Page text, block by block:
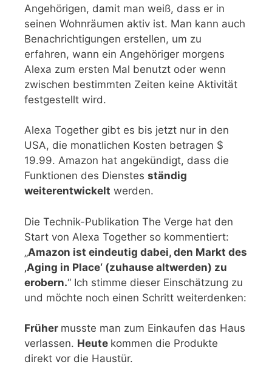
Angehörigen, damit man weiß, dass er in
seinen Wohnräumen aktiv ist. Man kann auch
Benachrichtigungen erstellen, um zu
erfahren, wann ein Angehöriger morgens
Alexa zum ersten Mal benutzt oder wenn
zwischen bestimmten Zeiten keine Aktivität
festgestellt wird.
Alexa Together gibt es bis jetzt nur in den
USA, die monatlichen Kosten betragen $
19.99. Amazon hat angekündigt, dass die
Funktionen des Dienstes ständig
weiterentwickelt werden.
Die Technik-Publikation The Verge hat den
Start von Alexa Together so kommentiert:
„Amazon ist eindeutig dabei, den Markt des
‚Aging in Place‘ (zuhause altwerden) zu
erobern.“ Ich stimme dieser Einschätzung zu
und möchte noch einen Schritt weiterdenken:
Früher musste man zum Einkaufen das Haus
verlassen. Heute kommen die Produkte
direkt vor die Haustür.